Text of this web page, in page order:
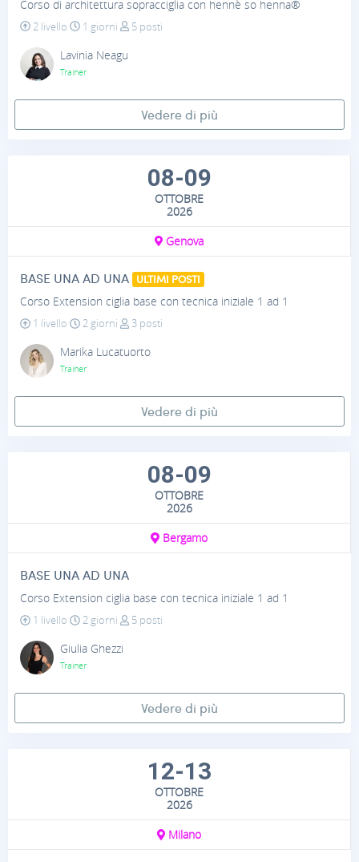
Corso di architettura sopracciglia con hennè so henna®
2 livello
1 giorni
5 posti
Lavinia Neagu
Trainer
Vedere di più
08-09
OTTOBRE
2026
Genova
BASE UNA AD UNA ULTIMI POSTI
Corso Extension ciglia base con tecnica iniziale 1 ad 1
1 livello
2 giorni
3 posti
Marika Lucatuorto
Trainer
Vedere di più
08-09
OTTOBRE
2026
Bergamo
BASE UNA AD UNA
Corso Extension ciglia base con tecnica iniziale 1 ad 1
1 livello
2 giorni
5 posti
Giulia Ghezzi
Trainer
Vedere di più
12-13
OTTOBRE
2026
Milano